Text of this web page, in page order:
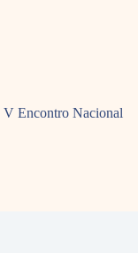
V Encontro Nacional